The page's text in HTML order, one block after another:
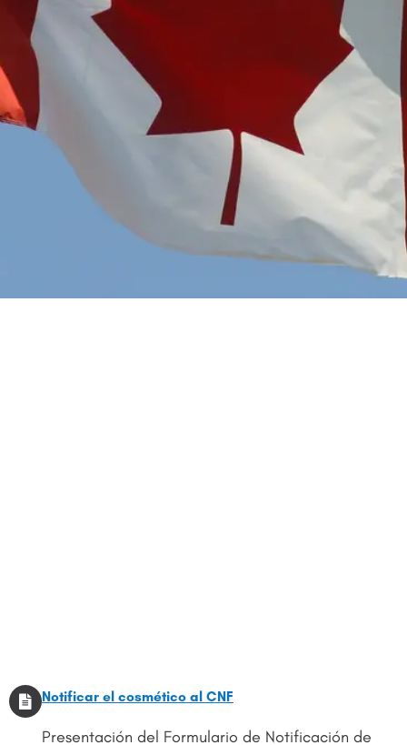
Notificar el cosmético al CNF
Presentación del Formulario de Notificación de